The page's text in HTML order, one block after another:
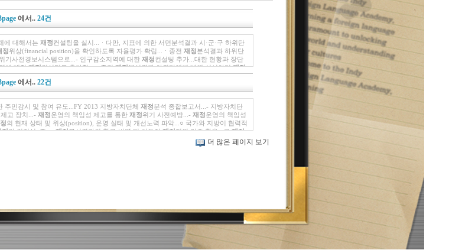
에서.. 24건
에 대해서는재정컨설팅을 실시...ㆍ다만, 지표에 의한 서면분석결과 시·군·구 하위단
정위상(financial position)을 확인하도록 자율평가 확립...ㆍ종전재정분석결과 하위단
위기사전경보시스템으로...- 인구감소지역에 대한재정컨설팅 추가...대한 현황과 장단
에 대한재정컨설팅을 추가함...ㆍ종전재정분석결과 하위단체에 대해 실시하던재정
ㆍ유사단체재정비교표에 기초하여 개선목표를 설정하고 향후재정운영 방향 및재정
부 보완 및 개선...ㆍ유사단체
해재정예측 가능성을 강화...ㆍ종전재정분석결과 하위단체에 대해 실시하던재정분석
에서.. 22건
주민감시 및 참여 유도...FY 2013 지방자치단체재정분석 종합보고서...- 지방자치단
제고 장치...-재정운영의 책임성 제고를 통한재정위기 사전예방...-재정운영의 책임성
의 현재 상태 및 위상(position), 운영 실태 및 개선노력 파악...○ 국가와 지방이 협력적
정의 건전성, 효...-재정분석결과의 환류·반영 및 차등적재정지원 기준 활용...로재정
지출 흐름과 지역발전 성과를 파
운영의 불건전성, 비효율성 등을 사전에 파악하는
더 많은 페이지 보기